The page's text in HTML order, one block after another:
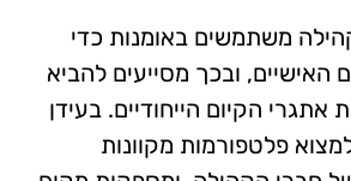
משתמשים באומנות כדי
ובכך מסייעים להביא
אתגרי הקיום הייחודיים. בעידן
פלטפורמות מקוונות